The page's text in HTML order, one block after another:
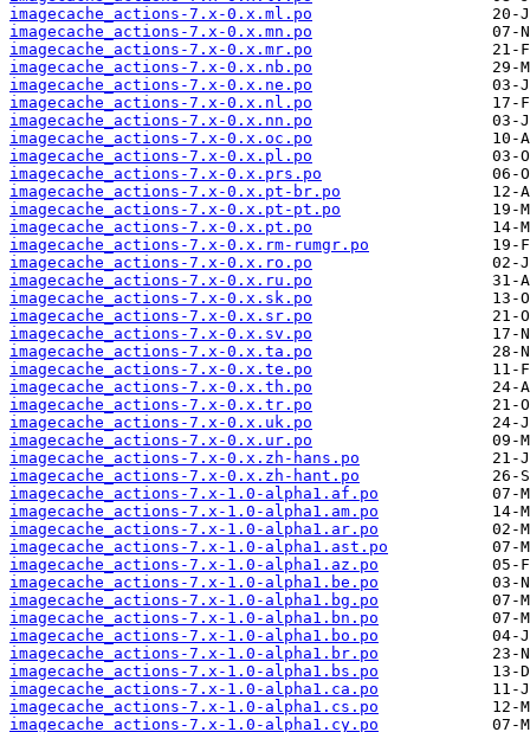
imagecache_actions-7.x-0.x.ml.po
imagecache_actions-7.x-0.x.mn.po
imagecache_actions-7.x-0.x.mr.po
imagecache_actions-7.x-0.x.nb.po
imagecache_actions-7.x-0.x.ne.po
imagecache_actions-7.x-0.x.nl.po
imagecache_actions-7.x-0.x.nn.po
imagecache_actions-7.x-0.x.oc.po
imagecache_actions-7.x-0.x.pl.po
imagecache_actions-7.x-0.x.prs.po
imagecache_actions-7.x-0.x.pt-br.po
imagecache_actions-7.x-0.x.pt-pt.po
imagecache_actions-7.x-0.x.pt.po
imagecache_actions-7.x-0.x.rm-rumgr.po
imagecache_actions-7.x-0.x.ro.po
imagecache_actions-7.x-0.x.ru.po
imagecache_actions-7.x-0.x.sk.po
imagecache_actions-7.x-0.x.sr.po
imagecache_actions-7.x-0.x.sv.po
imagecache_actions-7.x-0.x.ta.po
imagecache_actions-7.x-0.x.te.po
imagecache_actions-7.x-0.x.th.po
imagecache_actions-7.x-0.x.tr.po
imagecache_actions-7.x-0.x.uk.po
imagecache_actions-7.x-0.x.ur.po
imagecache_actions-7.x-0.x.zh-hans.po
imagecache_actions-7.x-0.x.zh-hant.po
imagecache_actions-7.x-1.0-alpha1.af.po
imagecache_actions-7.x-1.0-alpha1.am.po
imagecache_actions-7.x-1.0-alpha1.ar.po
imagecache_actions-7.x-1.0-alpha1.ast.po
imagecache_actions-7.x-1.0-alpha1.az.po
imagecache_actions-7.x-1.0-alpha1.be.po
imagecache_actions-7.x-1.0-alpha1.bg.po
imagecache_actions-7.x-1.0-alpha1.bn.po
imagecache_actions-7.x-1.0-alpha1.bo.po
imagecache_actions-7.x-1.0-alpha1.br.po
imagecache_actions-7.x-1.0-alpha1.bs.po
imagecache_actions-7.x-1.0-alpha1.ca.po
imagecache_actions-7.x-1.0-alpha1.cs.po
imagecache_actions-7.x-1.0-alpha1.cy.po